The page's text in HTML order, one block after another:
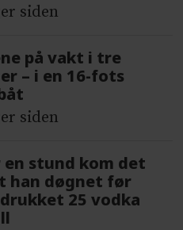
siden
på vakt i tre
– i en 16-fots
siden
en stund kom det
han døgnet før
25 vodka